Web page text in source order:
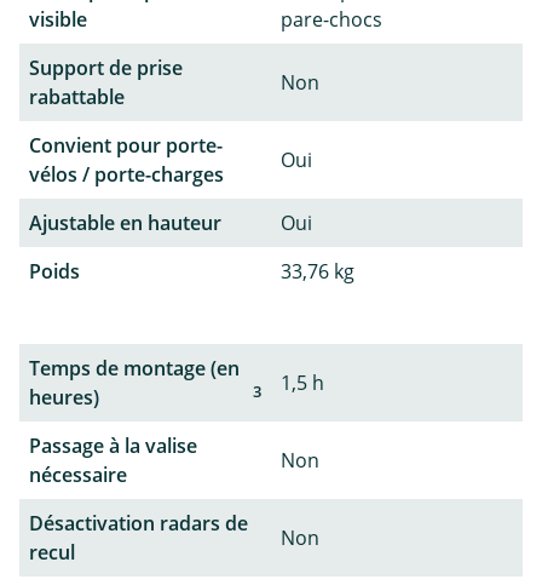
visible
pare-chocs
Support de prise
rabattable
Non
Convient pour porte-
vélos / porte-charges
Oui
Ajustable en hauteur
Oui
Poids
33,76 kg
Temps de montage (en
heures)
3 1,5 h
Passage à la valise
nécessaire
Non
Désactivation radars de
recul
Non